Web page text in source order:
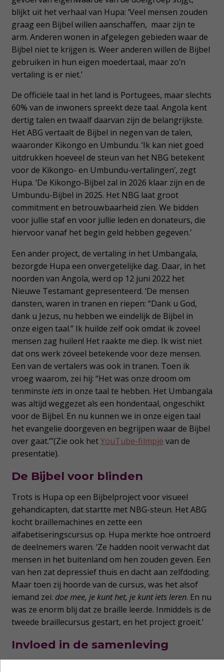
blijkt uit het verhaal van Hupa: ‘Veel mensen zouden
graag een Bijbel willen aanschaffen, maar zijn te
arm. Anderen wonen in afgelegen gebieden waar de
Bijbel niet te krijgen is. Weer anderen willen de Bijbel
gebruiken in hun eigen moedertaal, maar zo’n
vertaling is er niet.’
De officiële taal in het land is Portugees, maar slechts
60% van de inwoners spreekt deze taal. Angola kent
dertig talen en twaalf daarvan zijn de belangrijkste.
Het ABG vertaalt de Bijbel in negen van de talen,
waaronder Kikongo en Umbundu. ‘Ik kan niet goed
uitdrukken hoeveel de steun van het NBG betekent
voor de Kikongo- en Umbundu-vertalingen’, zegt
Hupa. ‘De Kikongo-Bijbel zal in 2026 klaar zijn en de
Umbundu-Bijbel in 2025. Het NBG laat groot
commitment en betrouwbaarheid zien. We bidden
voor jullie staf en voor jullie leden en donateurs, die
hiervoor vanaf het begin geld hebben gegeven.’
Een ander project, de vertaling in het Umbangala,
bezorgde Hupa een onvergetelijke dag. Daar, in het
noorden van Angola, werd op 12 juni 2022 het
Nieuwe Testamant gepresenteerd. ‘De mensen
dansten, waren in tranen en riepen: “Dank u God,
dank u Jezus, nu hebben we eindelijk de Bijbel in
onze eigen taal.” Ik huilde zelf ook omdat ik zoveel
mensen zag huilen! Het raakte me diep. Ik wist niet
dat ons werk zóveel betekende voor deze mensen.
Een van de vertalers was ook in tranen. Toen ik
vroeg waarom, zei hij: “Het was onze droom om
tenminste ietsin onze taal te hebben. Het Umbangala
was altijd weggezet als een hondentaal, ongeschikt
voor de Bijbel. En nu kunnen we in onze eigen taal
het evangelie doorgeven en begrijpen waar de Bijbel
over gaat.”’(Zie ook hetYouTube-filmpje van de
presentatie).
De Bijbel voor blinden
Trots is Hupa op een Bijbelproject voor visueel
gehandicapten, dat startte met NBG-steun. Het ABG
kocht braillemachines en zette een
alfabetiseringscursus op. Hupa merkte hoe ontroerd
de deelnemers waren. ‘Ze hadden nooit verwacht dat
mensen in het buitenland om hen zouden geven. Een
van hen zat depressief thuis en dacht aan zelfdoding.
Maar toen zij hoorde van de cursus, was het alsof
iemand zei: doe mee, je kunt het, je kunt iets leren. En nu
was ze enorm blij dat ze braille leerde. Inmiddels is de
tweede braillecursus gestart, en het project groeit.’
Invloed in de samenleving